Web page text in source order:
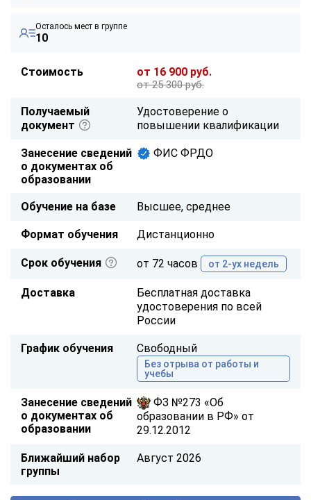
Осталось мест в группе
10
Стоимость от 16 900 руб.
от 25 300 руб.
Получаемый
документ
Удостоверение о
повышении квалификации
Занесение сведений
о документах об
образовании
ФИС ФРДО
Обучение на базе Высшее, среднее
Формат обучения Дистанционно
Срок обучения от 72 часов от 2-ух недель
Доставка
Бесплатная доставка
удостоверения по всей
России
График обучения Свободный
Без отрыва от работы и
учебы
Занесение сведений
о документах об
образовании
ФЗ №273 «Об
образовании в РФ» от
29.12.2012
Ближайший набор
группы
Август 2026